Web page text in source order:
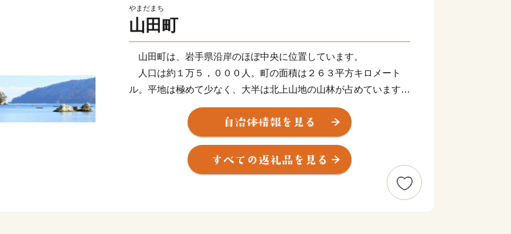
やまだまち
山田町
山田町は、岩手県沿岸のほぼ中央に位置しています。
人口は約１万５，０００人。町の面積は２６３平方キロメート
ル。平地は極めて少なく、大半は北上山地の山林が占めています。
沖合は親潮と黒潮が交差し、世界有数と称される三陸沖漁場を形成
しています。海岸線は典型的なリアス海岸で、波静かな「山田
湾」、開放的な「船越湾」を擁し、三陸復興国立公園に指定されて
サケ、アワビ、ウニなど豊かな漁業資源に恵まれていますが、中
でもカキ、ホタテの養殖漁業が盛んに行われており、カキの出荷シ